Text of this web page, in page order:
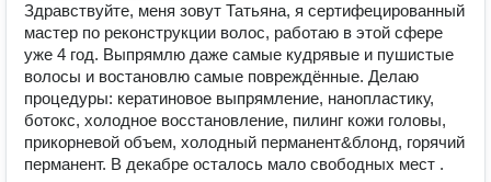
Здравствуйте, меня зовут Татьяна, я сертифецированный
мастер по реконструкции волос, работаю в этой сфере
уже 4 год. Выпрямлю даже самые кудрявые и пушистые
волосы и востановлю самые повреждённые. Делаю
процедуры: кератиновое выпрямление, нанопластику,
ботокс, холодное восстановление, пилинг кожи головы,
прикорневой объем, холодный перманент&блонд, горячий
перманент. В декабре осталось мало свободных мест .